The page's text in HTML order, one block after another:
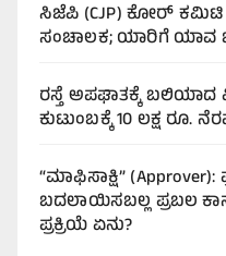
ಸಿಜೆಪಿ (CJP) ಕೋರ್ ಕಮಿಟಿ
ಸಂಚಾಲಕ; ಯಾರಿಗೆ ಯಾವ
ರಸ್ತೆ ಅಪಘಾತಕ್ಕೆ
ಕುಟುಂಬಕ್ಕೆ 10 ಲಕ್ಷ ರೂ.
“ಮಾಫಿಸಾಕ್ಷಿ” (Approver):
ಬದಲಾಯಿಸಬಲ್ಲ ಪ್ರಬಲ
ಪ್ರಕ್ರಿಯೆ ಏನು?